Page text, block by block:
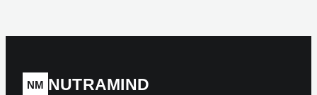
12 battements par
NM NUTRAMIND